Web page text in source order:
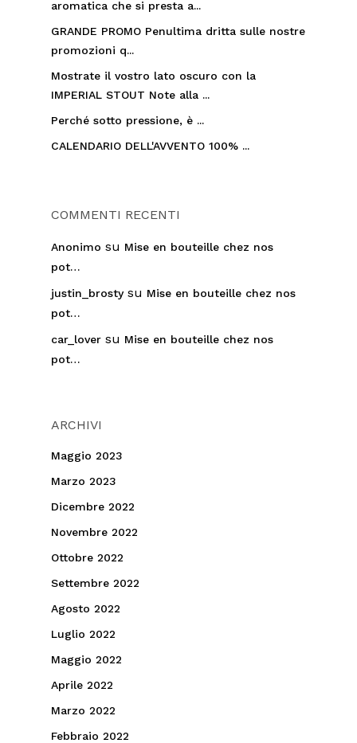
aromatica che si presta a...
GRANDE PROMO Penultima dritta sulle nostre
promozioni q...
Mostrate il vostro lato oscuro con la
IMPERIAL STOUT Note alla ...
Perché sotto pressione, è ...
CALENDARIO DELL'AVVENTO 100% ...
COMMENTI RECENTI
Anonimo su Mise en bouteille chez nos
pot…
justin_brostysu Mise en bouteille chez nos
pot…
car_lover su Mise en bouteille chez nos
pot…
ARCHIVI
Maggio 2023
Marzo 2023
Dicembre 2022
Novembre 2022
Ottobre 2022
Settembre 2022
Agosto 2022
Luglio 2022
Maggio 2022
Aprile 2022
Marzo 2022
Febbraio 2022